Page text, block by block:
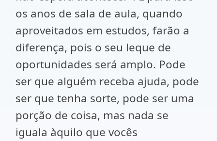
os anos de sala de aula, quando
aproveitados em estudos, farão a
diferença, pois o seu leque de
oportunidades será amplo. Pode
ser que alguém receba ajuda, pode
ser que tenha sorte, pode ser uma
porção de coisa, mas nada se
iguala àquilo que vocês